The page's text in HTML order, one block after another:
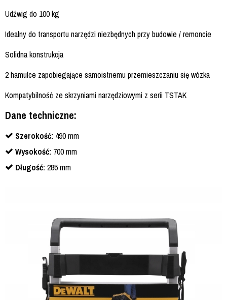
Udźwig do 100 kg
Idealny do transportu narzędzi niezbędnych przy budowie / remoncie
Solidna konstrukcja
2 hamulce zapobiegające samoistnemu przemieszczaniu się wózka
Kompatybilność ze skrzyniami narzędziowymi z serii TSTAK
Dane techniczne:
Szerokość: 490 mm
Wysokość: 700 mm
Długość: 285 mm